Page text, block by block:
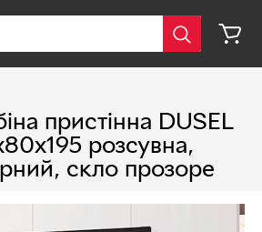
пристінна DUSEL
розсувна,
скло прозоре